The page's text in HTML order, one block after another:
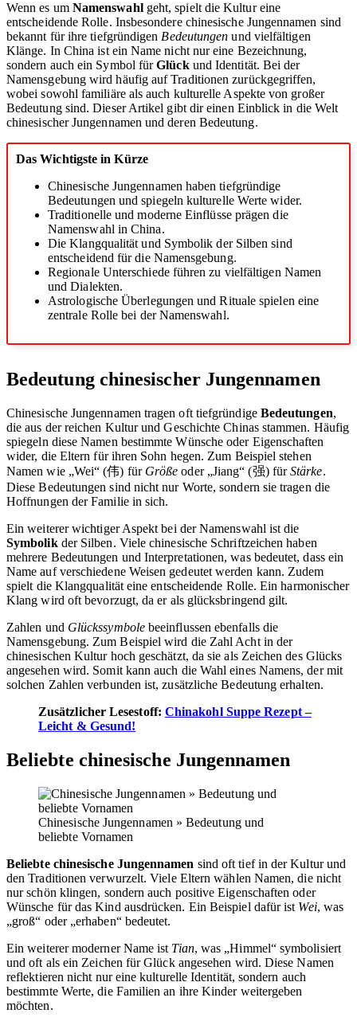
Wenn es um Namenswahlgeht, spielt die Kultur eine
entscheidende Rolle. Insbesondere chinesische Jungennamen sind
bekannt für ihre tiefgründigen Bedeutungen und vielfältigen
Klänge. In China ist ein Name nicht nur eine Bezeichnung,
sondern auch ein Symbol fürGlückund Identität. Bei der
Namensgebung wird häufig auf Traditionen zurückgegriffen,
wobei sowohl familiäre als auch kulturelle Aspekte von großer
Bedeutung sind. Dieser Artikel gibt dir einen Einblick in die Welt
chinesischer Jungennamen und deren Bedeutung.
Das Wichtigste in Kürze
Chinesische Jungennamen haben tiefgründige
Bedeutungen und spiegeln kulturelle Werte wider.
Traditionelle und moderne Einflüsse prägen die
Namenswahl in China.
Die Klangqualität und Symbolik der Silben sind
entscheidend für die Namensgebung.
Regionale Unterschiede führen zu vielfältigen Namen
und Dialekten.
Astrologische Überlegungen und Rituale spielen eine
zentrale Rolle bei der Namenswahl.
Bedeutung chinesischer Jungennamen
Chinesische Jungennamen tragen oft tiefgründige Bedeutungen,
die aus der reichen Kultur und Geschichte Chinas stammen. Häufig
spiegeln diese Namen bestimmte Wünsche oder Eigenschaften
wider, die Eltern für ihren Sohn hegen. Zum Beispiel stehen
Namen wie „Wei“ (伟) für Größe oder „Jiang“ (强) fürStärke.
Diese Bedeutungen sind nicht nur Worte, sondern sie tragen die
Hoffnungen der Familie in sich.
Ein weiterer wichtiger Aspekt bei der Namenswahl ist die
Symbolikder Silben. Viele chinesische Schriftzeichen haben
mehrere Bedeutungen und Interpretationen, was bedeutet, dass ein
Name auf verschiedene Weisen gedeutet werden kann. Zudem
spielt die Klangqualität eine entscheidende Rolle. Ein harmonischer
Klang wird oft bevorzugt, da er als glücksbringend gilt.
Zahlen und Glückssymbolebeeinflussen ebenfalls die
Namensgebung. Zum Beispiel wird die Zahl Acht in der
chinesischen Kultur hoch geschätzt, da sie als Zeichen des Glücks
angesehen wird. Somit kann auch die Wahl eines Namens, der mit
solchen Zahlen verbunden ist, zusätzliche Bedeutung erhalten.
Zusätzlicher Lesestoff: Chinakohl Suppe Rezept –
Leicht & Gesund!
Beliebte chinesische Jungennamen
Chinesische Jungennamen » Bedeutung und
beliebte Vornamen
Beliebte chinesische Jungennamen sind oft tief in der Kultur und
den Traditionen verwurzelt. Viele Eltern wählen Namen, die nicht
nur schön klingen, sondern auch positive Eigenschaften oder
Wünsche für das Kind ausdrücken. Ein Beispiel dafür ist Wei, was
„groß“ oder „erhaben“ bedeutet.
Ein weiterer moderner Name ist Tian, was „Himmel“ symbolisiert
und oft als ein Zeichen für Glück angesehen wird. Diese Namen
reflektieren nicht nur eine kulturelle Identität, sondern auch
bestimmte Werte, die Familien an ihre Kinder weitergeben
möchten.